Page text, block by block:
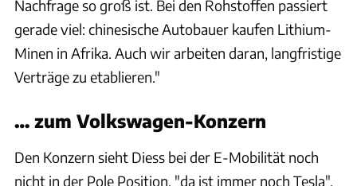
Nachfrage so groß ist. Bei den Rohstoffen passiert
gerade viel: chinesische Autobauer kaufen Lithium-
Minen in Afrika. Auch wir arbeiten daran, langfristige
Verträge zu etablieren."
… zum Volkswagen-Konzern
Den Konzern sieht Diess bei der E-Mobilität noch
nicht in der Pole Position, "da ist immer noch Tesla",